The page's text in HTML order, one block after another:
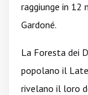
raggiunge in 12
Gardoné.
La Foresta dei
popolano il
rivelano il loro